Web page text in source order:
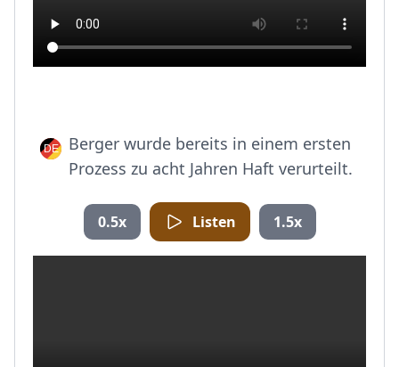
Berger wurde bereits in einem ersten
Prozess zu acht Jahren Haft verurteilt.
0.5x Listen 1.5x